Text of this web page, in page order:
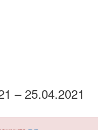
– 25.04.2021